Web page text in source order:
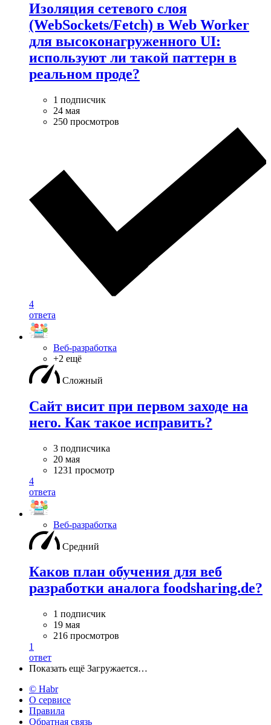
Изоляция сетевого слоя
(WebSockets/Fetch) в Web Worker
для высоконагруженного UI:
используют ли такой паттерн в
реальном проде?
1 подписчик
24 мая
250 просмотров
4
ответа
Веб-разработка
+2 ещё
Сложный
Сайт висит при первом заходе на
него. Как такое исправить?
3 подписчика
20 мая
1231 просмотр
4
ответа
Веб-разработка
Средний
Каков план обучения для веб
разработки аналога foodsharing.de?
1 подписчик
19 мая
216 просмотров
1
ответ
Показать ещё Загружается…
© Habr
О сервисе
Правила
Обратная связь